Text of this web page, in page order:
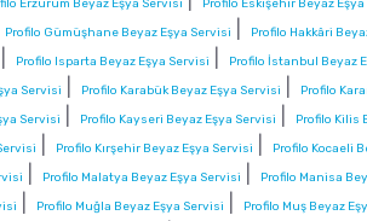
Erzurum Beyaz Eşya Servisi Profilo Eskişehir Beyaz
Profilo Gümüşhane Beyaz Eşya Servisi
Profilo Hakkâri
Profilo Isparta Beyaz Eşya Servisi
Profilo İstanbul Beyaz
Servisi Profilo Karabük Beyaz Eşya Servisi
Profilo
Servisi Profilo Kayseri Beyaz Eşya Servisi
Profilo Kilis
Profilo Kırşehir Beyaz Eşya Servisi
Profilo Kocaeli
Profilo Malatya Beyaz Eşya Servisi
Profilo Manisa
Profilo Muğla Beyaz Eşya Servisi Profilo Muş Beyaz